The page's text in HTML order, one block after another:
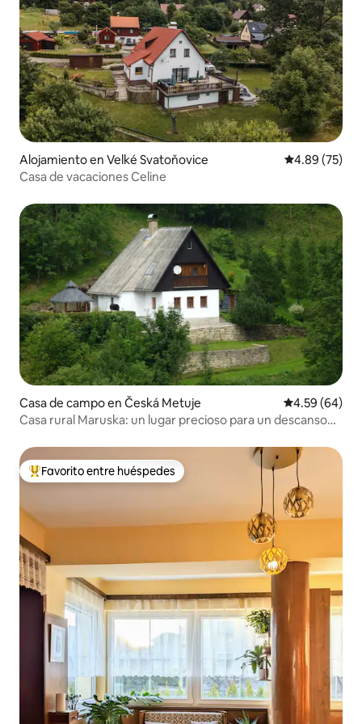
Alojamiento en Velké Svatoňovice Calificación
4.89 (75)
Casa de vacaciones Celine
Casa de campo en Česká Metuje Calificación
4.59 (64)
Casa rural Maruska: un lugar precioso para un descanso
Favorito entre huéspedes preferido
Favorito entre huéspedes